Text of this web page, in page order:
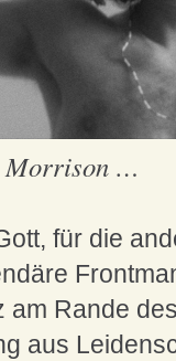
Morrison …
für die
am Rande
aus